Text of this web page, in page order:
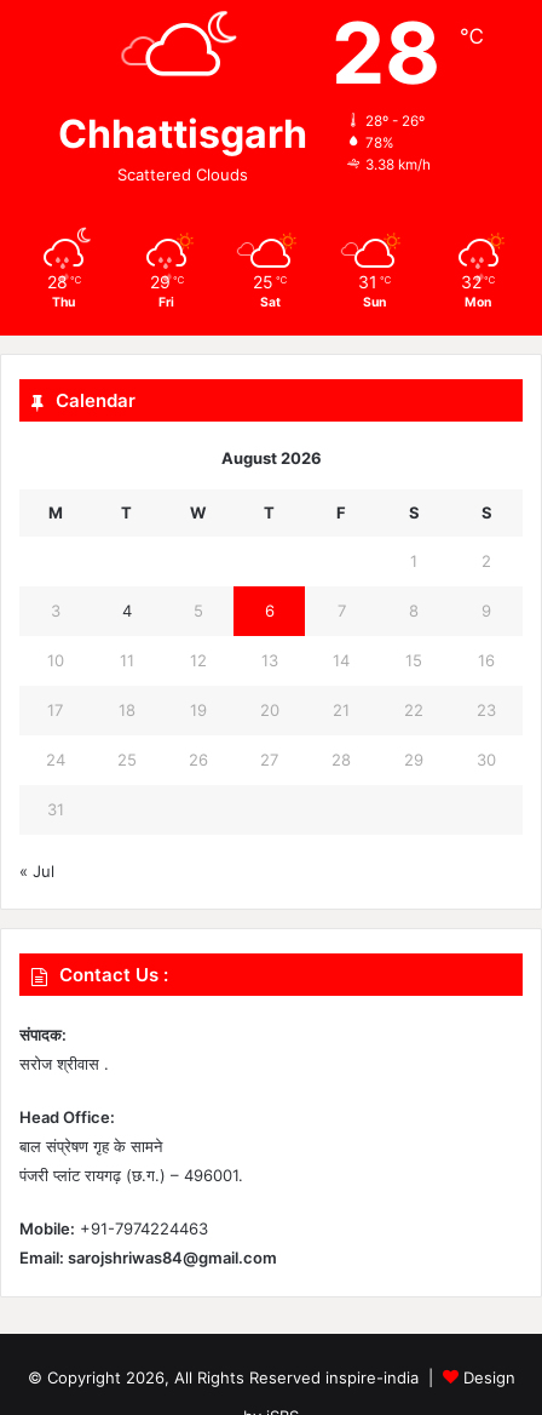
Chhattisgarh
Scattered Clouds
28 ℃
28º - 26º
78%
3.38 km/h
28 ℃
Thu
29 ℃
Fri
25 ℃
Sat
31 ℃
Sun
32 ℃
Mon
Calendar
August 2026
M T W T F S S
1 2
3 4 5 6 7 8 9
10 11 12 13 14 15 16
17 18 19 20 21 22 23
24 25 26 27 28 29 30
31
« Jul
Contact Us :
संपादक:
सरोज श्रीवास .
Head Office:
बाल संप्रेषण गृह के सामने
पंजरी प्लांट रायगढ़ (छ.ग.) – 496001.
Mobile: +91-7974224463
Email: sarojshriwas84@gmail.com
© Copyright 2026, All Rights Reserved inspire-india |
Design